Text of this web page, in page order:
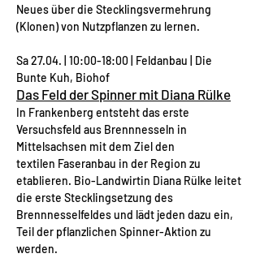
Neues über die Stecklingsvermehrung
(Klonen) von Nutzpflanzen zu lernen.
Sa 27.04. | 10:00-18:00 | Feldanbau | Die
Bunte Kuh, Biohof
Das Feld der Spinner mit Diana Rülke
In Frankenberg entsteht das erste
Versuchsfeld aus Brennnesseln in
Mittelsachsen mit dem Ziel den
textilen Faseranbau in der Region zu
etablieren. Bio-Landwirtin Diana Rülke leitet
die erste Stecklingsetzung des
Brennnesselfeldes und lädt jeden dazu ein,
Teil der pflanzlichen Spinner-Aktion zu
werden.